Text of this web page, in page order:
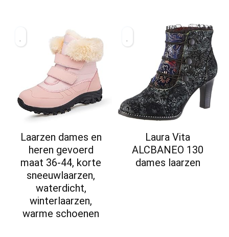
Laarzen dames en
heren gevoerd
maat 36-44, korte
sneeuwlaarzen,
waterdicht,
winterlaarzen,
warme schoenen
Laura Vita
ALCBANEO 130
dames laarzen